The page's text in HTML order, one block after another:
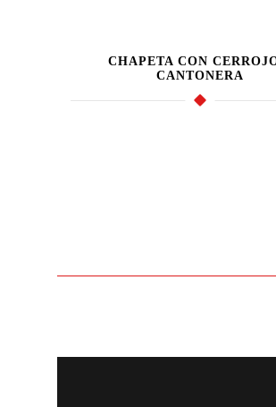
CHAPETA CON
CANTONERA